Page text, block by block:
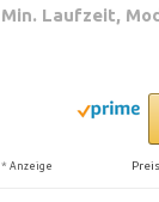
Min. Laufzeit,
* Anzeige